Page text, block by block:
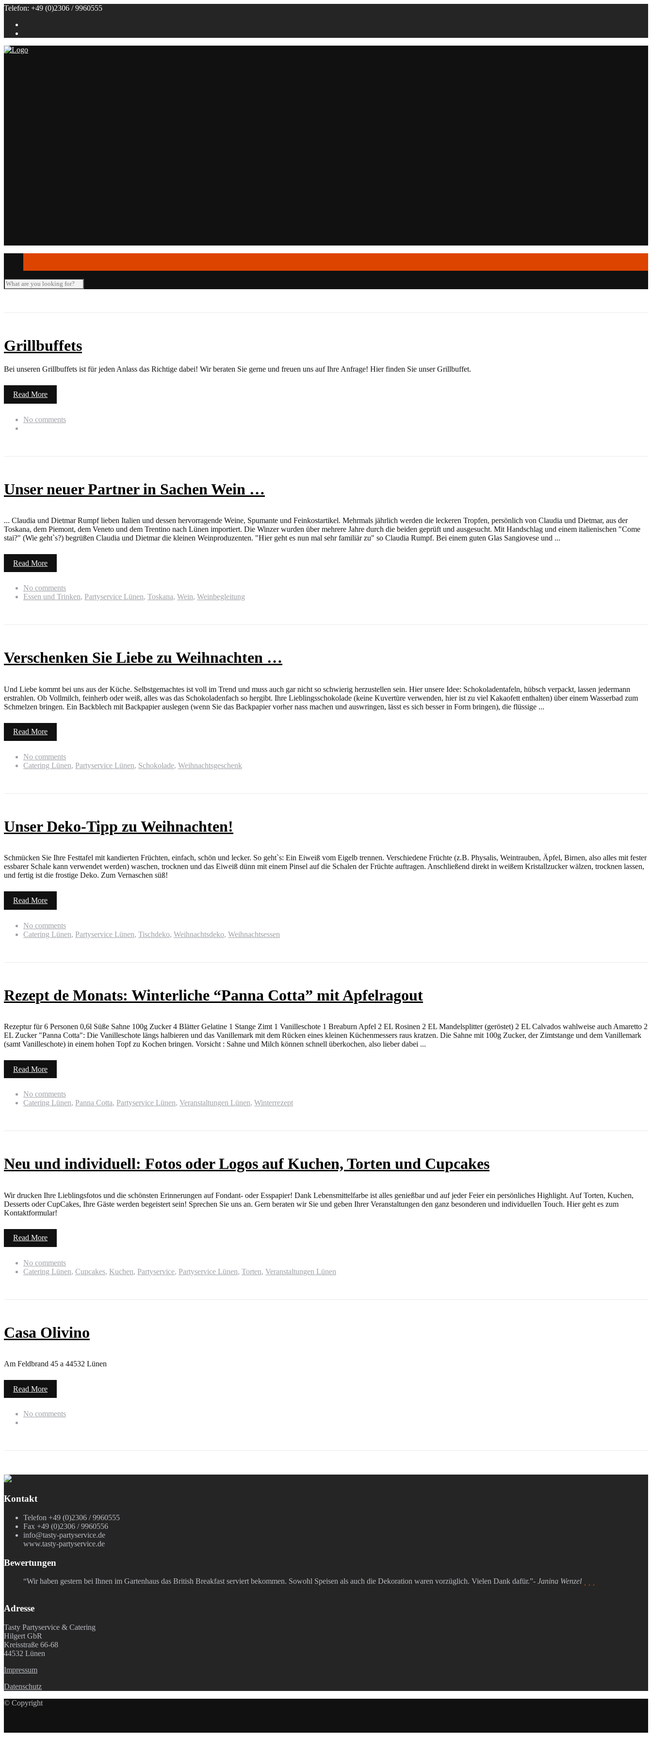
Telefon: +49 (0)2306 / 9960555
Grillbuffets
Bei unseren Grillbuffets ist für jeden Anlass das Richtige dabei! Wir beraten Sie gerne und freuen uns auf Ihre Anfrage! Hier finden Sie unser Grillbuffet.
Read More
No comments
Unser neuer Partner in Sachen Wein …
... Claudia und Dietmar Rumpf lieben Italien und dessen hervorragende Weine, Spumante und Feinkostartikel. Mehrmals jährlich werden die leckeren Tropfen, persönlich von Claudia und Dietmar, aus der
Toskana, dem Piemont, dem Veneto und dem Trentino nach Lünen importiert. Die Winzer wurden über mehrere Jahre durch die beiden geprüft und ausgesucht. Mit Handschlag und einem italienischen "Come
stai?" (Wie geht`s?) begrüßen Claudia und Dietmar die kleinen Weinproduzenten. "Hier geht es nun mal sehr familiär zu" so Claudia Rumpf. Bei einem guten Glas Sangiovese und ...
Read More
No comments
Essen und Trinken, Partyservice Lünen, Toskana, Wein, Weinbegleitung
Verschenken Sie Liebe zu Weihnachten …
Und Liebe kommt bei uns aus der Küche. Selbstgemachtes ist voll im Trend und muss auch gar nicht so schwierig herzustellen sein. Hier unsere Idee: Schokoladentafeln, hübsch verpackt, lassen jedermann
erstrahlen. Ob Vollmilch, feinherb oder weiß, alles was das Schokoladenfach so hergibt. Ihre Lieblingsschokolade (keine Kuvertüre verwenden, hier ist zu viel Kakaofett enthalten) über einem Wasserbad zum
Schmelzen bringen. Ein Backblech mit Backpapier auslegen (wenn Sie das Backpapier vorher nass machen und auswringen, lässt es sich besser in Form bringen), die flüssige ...
Read More
No comments
Catering Lünen, Partyservice Lünen, Schokolade, Weihnachtsgeschenk
Unser Deko-Tipp zu Weihnachten!
Schmücken Sie Ihre Festtafel mit kandierten Früchten, einfach, schön und lecker. So geht`s: Ein Eiweiß vom Eigelb trennen. Verschiedene Früchte (z.B. Physalis, Weintrauben, Äpfel, Birnen, also alles mit fester
essbarer Schale kann verwendet werden) waschen, trocknen und das Eiweiß dünn mit einem Pinsel auf die Schalen der Früchte auftragen. Anschließend direkt in weißem Kristallzucker wälzen, trocknen lassen,
und fertig ist die frostige Deko. Zum Vernaschen süß!
Read More
No comments
Catering Lünen, Partyservice Lünen, Tischdeko, Weihnachtsdeko, Weihnachtsessen
Rezept de Monats: Winterliche “Panna Cotta” mit Apfelragout
Rezeptur für 6 Personen 0,6l Süße Sahne 100g Zucker 4 Blätter Gelatine 1 Stange Zimt 1 Vanilleschote 1 Breaburn Apfel 2 EL Rosinen 2 EL Mandelsplitter (geröstet) 2 EL Calvados wahlweise auch Amaretto 2
EL Zucker "Panna Cotta": Die Vanilleschote längs halbieren und das Vanillemark mit dem Rücken eines kleinen Küchenmessers raus kratzen. Die Sahne mit 100g Zucker, der Zimtstange und dem Vanillemark
(samt Vanilleschote) in einem hohen Topf zu Kochen bringen. Vorsicht : Sahne und Milch können schnell überkochen, also lieber dabei ...
Read More
No comments
Catering Lünen, Panna Cotta, Partyservice Lünen, Veranstaltungen Lünen, Winterrezept
Neu und individuell: Fotos oder Logos auf Kuchen, Torten und Cupcakes
Wir drucken Ihre Lieblingsfotos und die schönsten Erinnerungen auf Fondant- oder Esspapier! Dank Lebensmittelfarbe ist alles genießbar und auf jeder Feier ein persönliches Highlight. Auf Torten, Kuchen,
Desserts oder CupCakes, Ihre Gäste werden begeistert sein! Sprechen Sie uns an. Gern beraten wir Sie und geben Ihrer Veranstaltungen den ganz besonderen und individuellen Touch. Hier geht es zum
Kontaktformular!
Read More
No comments
Catering Lünen, Cupcakes, Kuchen, Partyservice, Partyservice Lünen, Torten, Veranstaltungen Lünen
Casa Olivino
Am Feldbrand 45 a 44532 Lünen
Read More
No comments
Kontakt
Telefon +49 (0)2306 / 9960555
Fax +49 (0)2306 / 9960556
info@tasty-partyservice.de
www.tasty-partyservice.de
Bewertungen
“Wir haben gestern bei Ihnen im Gartenhaus das British Breakfast serviert bekommen. Sowohl Speisen als auch die Dekoration waren vorzüglich. Vielen Dank dafür.”- Janina Wenzel
Adresse
Tasty Partyservice & Catering
Hilgert GbR
Kreisstraße 66-68
44532 Lünen
Impressum
Datenschutz
© Copyright